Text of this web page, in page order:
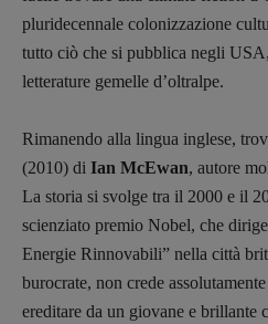
pluridecennale colonizzazione
tutto ciò che si pubblica negli
letterature gemelle d’oltralpe.
Rimanendo alla lingua inglese,
(2010) di Ian McEwan, autore
La storia si svolge tra il 2000 e il
scienziato premio Nobel, che
Energie Rinnovabili” nella città
burocrate, non crede
ereditare da un giovane e brillante